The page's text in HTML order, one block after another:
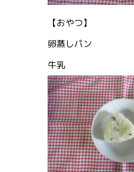
【おやつ】
卵蒸しパン
牛乳